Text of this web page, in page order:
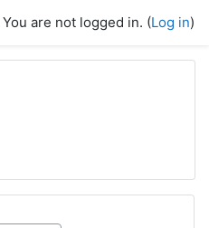
You are not logged in. (Log in)